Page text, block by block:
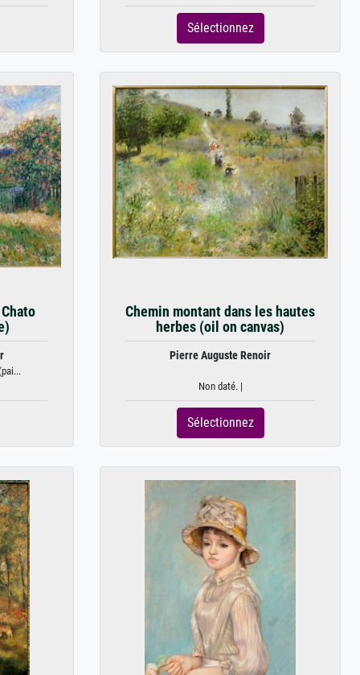
Sélectionnez
Chemin montant dans les hautes
herbes (oil on canvas)
Pierre Auguste Renoir
Non daté. |
Sélectionnez